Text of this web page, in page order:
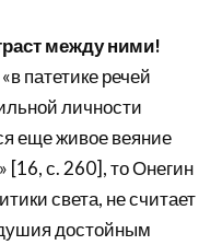
между ними!
патетике речей
личности
еще живое веяние
[16, с. 260], то Онегин
света, не считает
достойным